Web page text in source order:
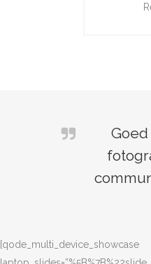
[qode_multi_device_showcase